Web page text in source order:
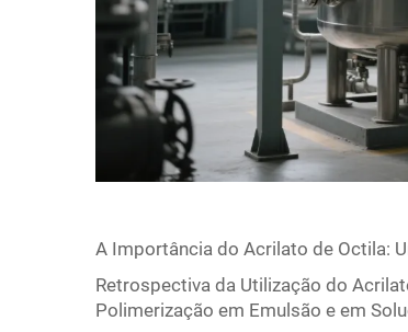
A Importância do Acrilato de Octila:
Retrospectiva da Utilização do
Polimerização em Emulsão e em